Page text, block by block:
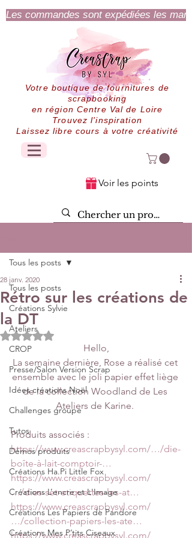
Les commandes sont expédiées les
Votre boutique de fournitures de
scrapbooking
en région Centre Val de Loire
Trouvez l'inspiration
Laissez libre cours à votre créativité
Voir les points
Tous les posts
Créations Sylvie
Ateliers
CROP
Presse/Salon Version Scrap
Idées créations Noël
Challenges groupe
Tutos
Démos produits
Créations Ha.Pi Little Fox
Créations L’encre et L'Image
Créations Les Papiers de Pandore
Créations Mes P’tits Ciseaux
Tous les posts
Rétro sur les créations de
la DT
28 janv. 2020
Noté NaN étoiles sur 5.
Hello,
La semaine dernière, Rose a réalisé cet
ensemble avec le joli papier effet liège
de la collection Woodland de Les
Ateliers de Karine.
Produits associés :
https://www.creascrapbysyl.com/…/die-
boîte-à-lait-comptoir-…
https://www.creascrapbysyl.com/
…/dies-set-etiquettes-les-at…
https://www.creascrapbysyl.com/
…/collection-papiers-les-ate…
https://www.creascrapbysyl.com/